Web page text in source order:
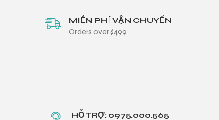
MIỄN PHÍ VẬN CHUYỂN
Orders over $499
HỖ TRỢ: 0975.000.565